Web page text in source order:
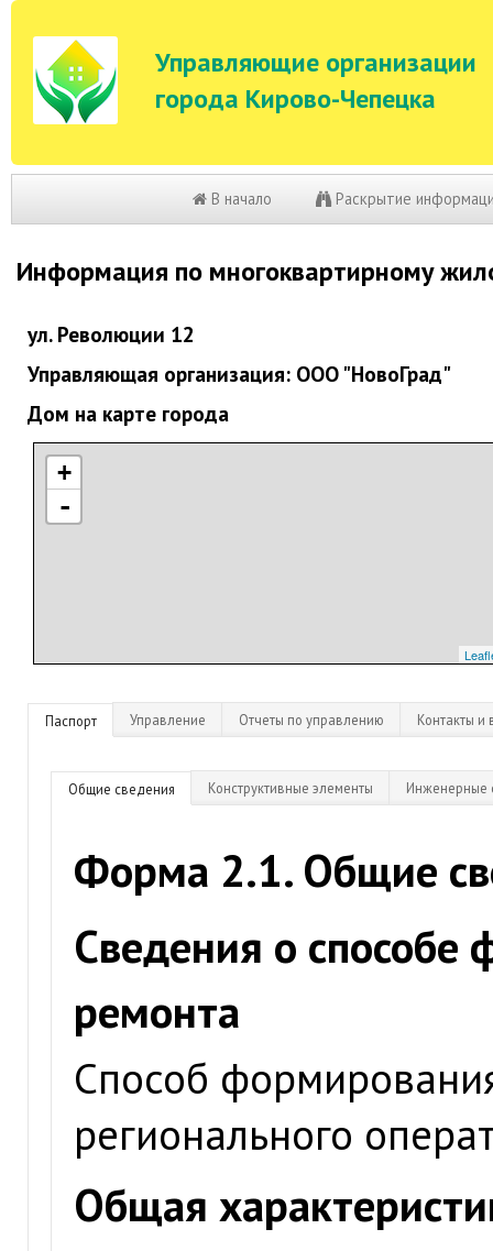
Управляющие организации
города Кирово-Чепецка
В начало Раскрытие
Информация по многоквартирному
ул. Революции 12
Управляющая организация: ООО "НовоГрад"
Дом на карте города
+
-
Паспорт Управление Отчеты по управлению Контакты и
Общие сведения Конструктивные элементы Инженерные
Форма 2.1. Общие
Сведения о способе
ремонта
Способ
регионального
Общая